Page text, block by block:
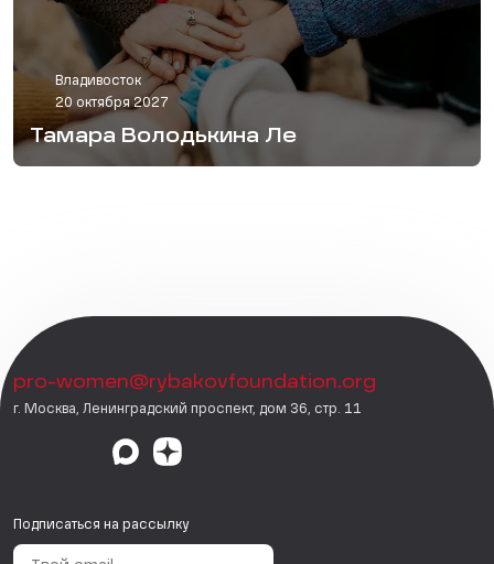
Владивосток
20 октября 2027
Тамара Володькина Ле
pro-women@rybakovfoundation.org
г. Москва, Ленинградский проспект, дом 36, стр. 11
Подписаться на рассылку